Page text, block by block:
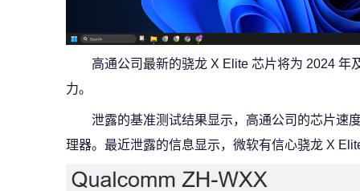
高通公司最新的骁龙 X Elite 芯片将为 2024 年
力。
泄露的基准测试结果显示，高通公司的芯片速
理器。最近泄露的信息显示，微软有信心骁龙 X